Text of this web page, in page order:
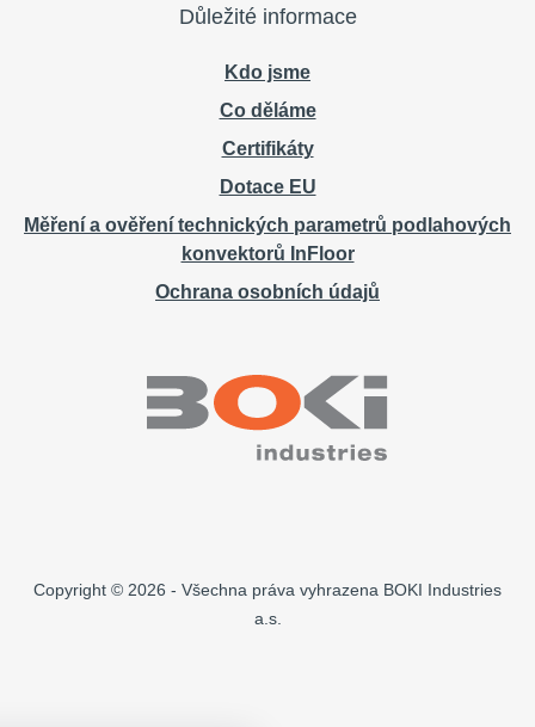
Důležité informace
Kdo jsme
Co děláme
Certifikáty
Dotace EU
Měření a ověření technických parametrů podlahových
konvektorů InFloor
Ochrana osobních údajů
Copyright © 2026 - Všechna práva vyhrazena BOKI Industries
a.s.